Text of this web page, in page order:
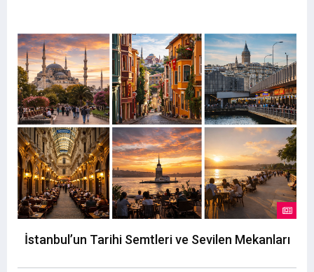
İstanbul’un Tarihi Semtleri ve Sevilen Mekanları